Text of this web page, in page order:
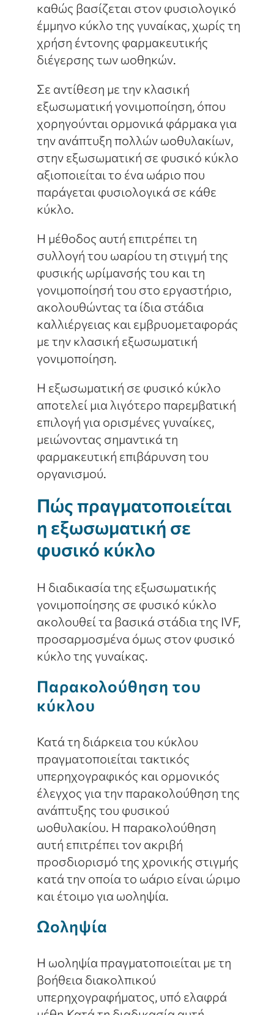
καθώς βασίζεται στον φυσιολογικό
έμμηνο κύκλο της γυναίκας, χωρίς τη
χρήση έντονης φαρμακευτικής
διέγερσης των ωοθηκών.
Σε αντίθεση με την κλασική
εξωσωματική γονιμοποίηση, όπου
χορηγούνται ορμονικά φάρμακα για
την ανάπτυξη πολλών ωοθυλακίων,
στην εξωσωματική σε φυσικό κύκλο
αξιοποιείται το ένα ωάριο που
παράγεται φυσιολογικά σε κάθε
κύκλο.
Η μέθοδος αυτή επιτρέπει τη
συλλογή του ωαρίου τη στιγμή της
φυσικής ωρίμανσής του και τη
γονιμοποίησή του στο εργαστήριο,
ακολουθώντας τα ίδια στάδια
καλλιέργειας και εμβρυομεταφοράς
με την κλασική εξωσωματική
γονιμοποίηση.
Η εξωσωματική σε φυσικό κύκλο
αποτελεί μια λιγότερο παρεμβατική
επιλογή για ορισμένες γυναίκες,
μειώνοντας σημαντικά τη
φαρμακευτική επιβάρυνση του
οργανισμού.
Πώς πραγματοποιείται
η εξωσωματική σε
φυσικό κύκλο
Η διαδικασία της εξωσωματικής
γονιμοποίησης σε φυσικό κύκλο
ακολουθεί τα βασικά στάδια της IVF,
προσαρμοσμένα όμως στον φυσικό
κύκλο της γυναίκας.
Παρακολούθηση του
κύκλου
Κατά τη διάρκεια του κύκλου
πραγματοποιείται τακτικός
υπερηχογραφικός και ορμονικός
έλεγχος για την παρακολούθηση της
ανάπτυξης του φυσικού
ωοθυλακίου. Η παρακολούθηση
αυτή επιτρέπει τον ακριβή
προσδιορισμό της χρονικής στιγμής
κατά την οποία το ωάριο είναι ώριμο
και έτοιμο για ωοληψία.
Ωοληψία
Η ωοληψία πραγματοποιείται με τη
βοήθεια διακολπικού
υπερηχογραφήματος, υπό ελαφρά